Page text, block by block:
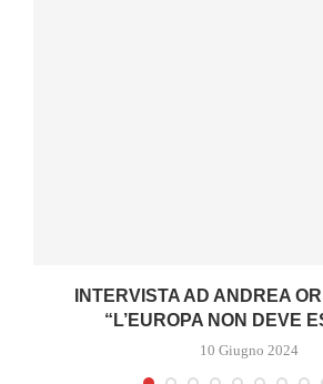
INTERVISTA AD ANDREA
“L’EUROPA NON DEVE
10 Giugno 2024